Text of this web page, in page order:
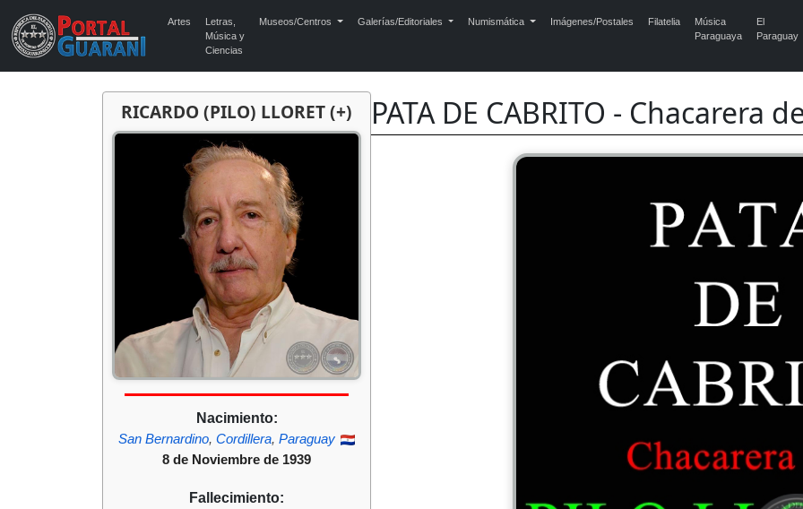
Artes
Letras,
Música y
Ciencias
Museos/Centros Galerías/Editoriales Numismática Imágenes/Postales Filatelia
Música
Paraguaya
El
Paraguay
RICARDO (PILO) LLORET (+)
Nacimiento:
San Bernardino, Cordillera, Paraguay
8 de Noviembre de 1939
Fallecimiento:
PATA DE CABRITO - Chacarera